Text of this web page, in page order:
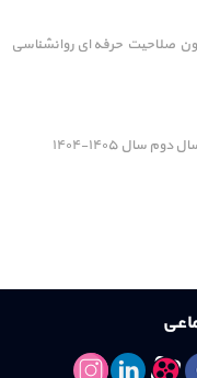
صلاحیت حرفه ای روانشناسی
سال ۱۴۰۵-۱۴۰۴